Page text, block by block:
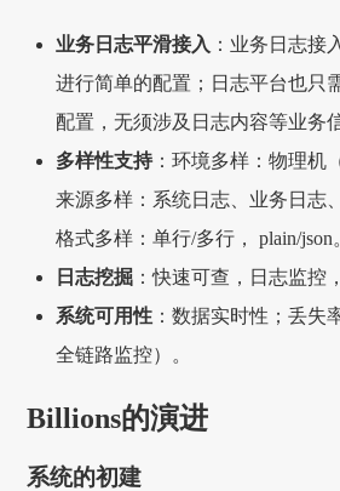
业务日志平滑接入 ：业务日志接
进行简单的配置；日志平台也只
配置，无须涉及日志内容等业务
多样性支持：环境多样：物理机
来源多样：系统日志、业务日志
格式多样：单行/多行， plain/json
日志挖掘 ：快速可查，日志监控
系统可用性 ：数据实时性；丢失
全链路监控）。
Billions的演进
系统的初建